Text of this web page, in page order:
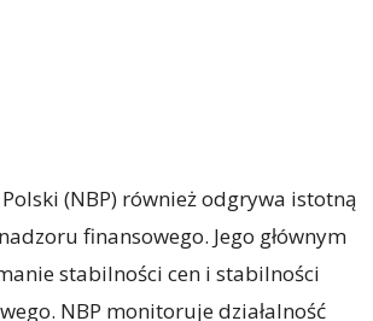
(NBP) również odgrywa istotną
finansowego. Jego głównym
stabilności cen i stabilności
NBP monitoruje działalność